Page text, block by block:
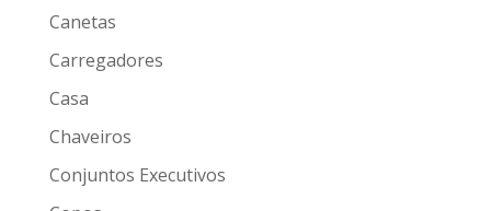
Canetas
Carregadores
Casa
Chaveiros
Conjuntos Executivos